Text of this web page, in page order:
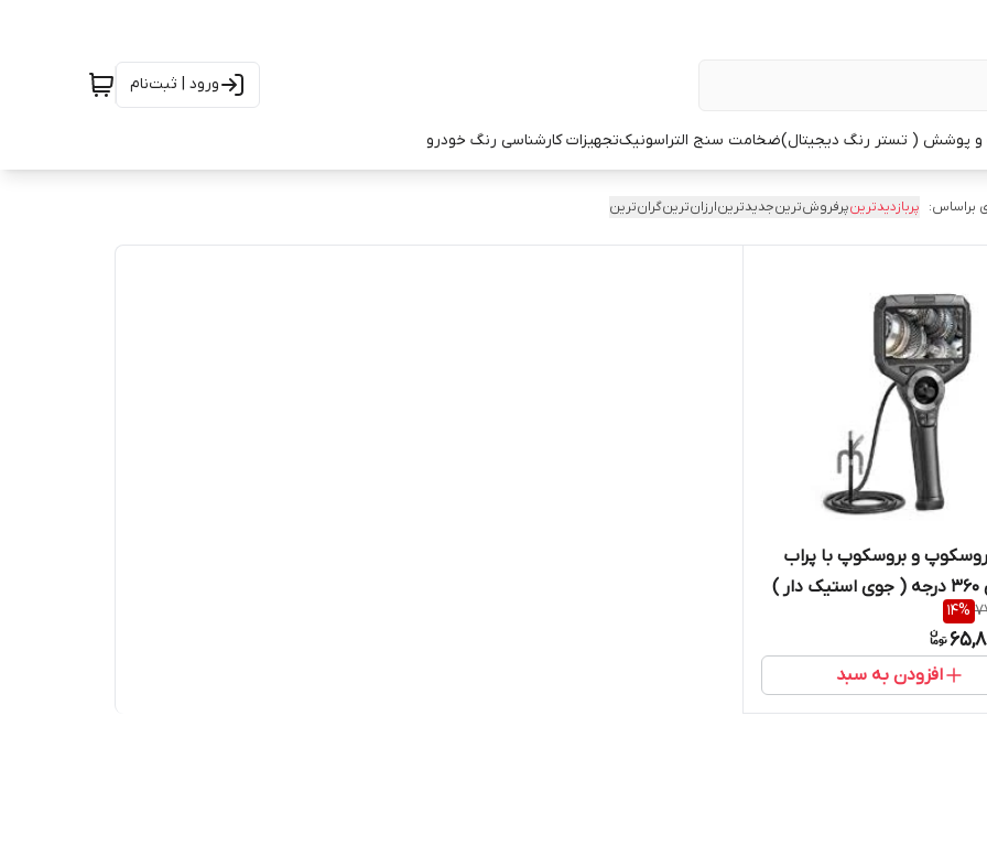
ورود | ثبت‌نام
پوشش ( تستر رنگ دیجیتال)ضخامت سنج التراسونیکتجهیزات کارشناسی رنگ خودرو
براساس: پربازدیدترینپرفروش‌ترینجدیدترینارزان‌ترینگران‌ترین
و بروسکوپ با پراب
چرخشی 360 درجه ( جوی استیک دار )
مارمونیکس 14%
افزودن به سبد